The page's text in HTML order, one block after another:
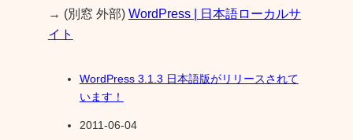
→ (別窓 外部) WordPress | 日本語ローカルサ
イト
WordPress 3.1.3 日本語版がリリースされて
います！
2011-06-04